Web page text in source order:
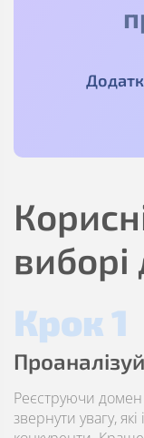
Крок 1
Реєструючи домен
звернути увагу,